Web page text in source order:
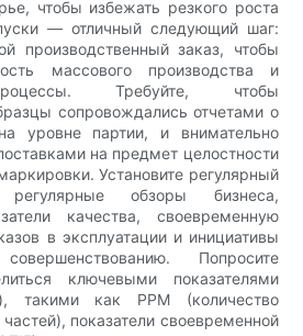
чтобы избежать резкого роста
— отличный следующий шаг:
производственный заказ, чтобы
массового производства и
Требуйте, чтобы
сопровождались отчетами о
уровне партии, и внимательно
на предмет целостности
Установите регулярный
обзоры бизнеса,
качества, своевременную
в эксплуатации и инициативы
Попросите
ключевыми показателями
такими как PPM (количество
показатели своевременной